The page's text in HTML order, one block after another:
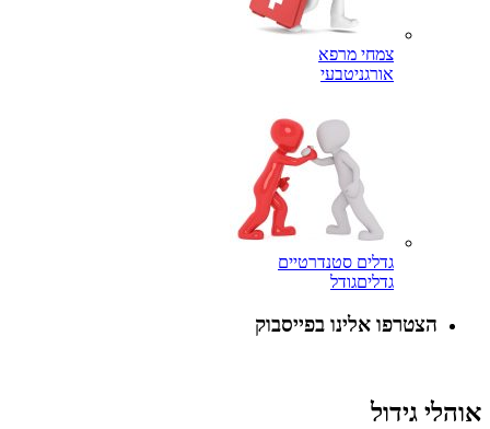
צמחי מרפא
אורגניטבעי
גדלים סטנדרטיים
גדליםגודל
הצטרפו אלינו בפייסבוק
אוהלי גידול